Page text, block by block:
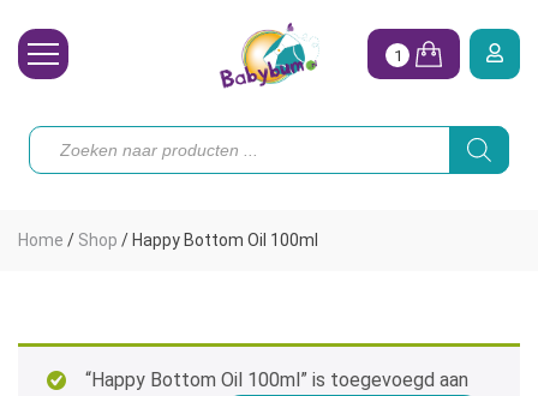
Toebehoren
Onze merken
1
Producten
zoeken
Home / Shop / Happy Bottom Oil 100ml
“Happy Bottom Oil 100ml” is toegevoegd aan